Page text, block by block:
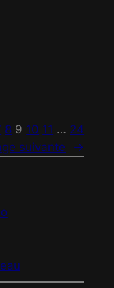
8 9 10 11 … 24
suivante
→